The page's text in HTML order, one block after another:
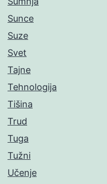
Sunce
Suze
Svet
Tajne
Tehnologija
Tišina
Trud
Tuga
Tužni
Učenje